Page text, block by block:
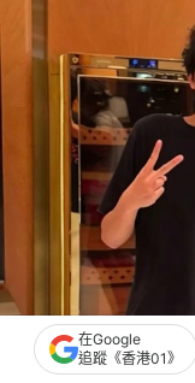
在Google
追蹤《香港01》